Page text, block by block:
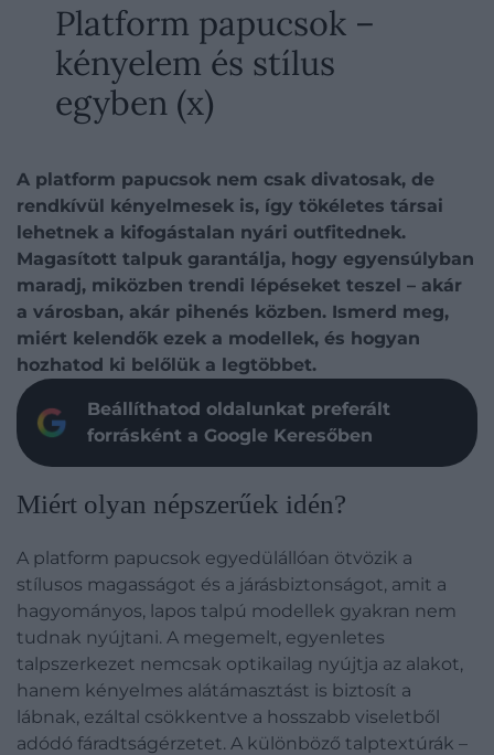
Platform papucsok –
kényelem és stílus
egyben (x)
A platform papucsok nem csak divatosak, de
rendkívül kényelmesek is, így tökéletes társai
lehetnek a kifogástalan nyári outfitednek.
Magasított talpuk garantálja, hogy egyensúlyban
maradj, miközben trendi lépéseket teszel – akár
a városban, akár pihenés közben. Ismerd meg,
miért kelendők ezek a modellek, és hogyan
hozhatod ki belőlük a legtöbbet.
Beállíthatod oldalunkat preferált
forrásként a Google Keresőben
Miért olyan népszerűek idén?
A platform papucsok egyedülállóan ötvözik a
stílusos magasságot és a járásbiztonságot, amit a
hagyományos, lapos talpú modellek gyakran nem
tudnak nyújtani. A megemelt, egyenletes
talpszerkezet nemcsak optikailag nyújtja az alakot,
hanem kényelmes alátámasztást is biztosít a
lábnak, ezáltal csökkentve a hosszabb viseletből
adódó fáradtságérzetet. A különböző talptextúrák –